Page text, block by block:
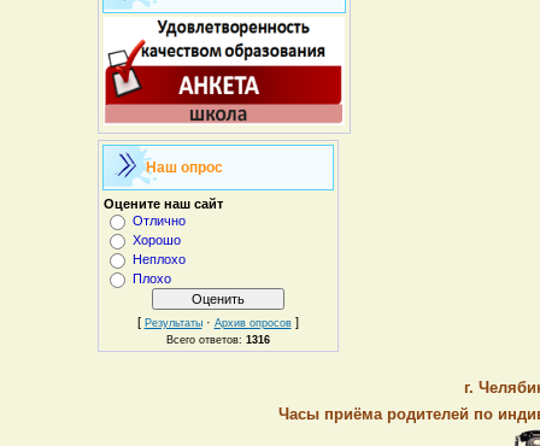
Наш опрос
Оцените наш сайт
Отлично
Хорошо
Неплохо
Плохо
[ Результаты· Архив опросов]
Всего ответов: 1316
г.
Часы приёма родителей по